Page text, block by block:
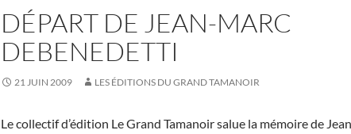
DÉPART DE JEAN-MARC
DEBENEDETTI
21 JUIN 2009 LES ÉDITIONS DU GRAND TAMANOIR
Le collectif d’édition Le Grand Tamanoir salue la mémoire de